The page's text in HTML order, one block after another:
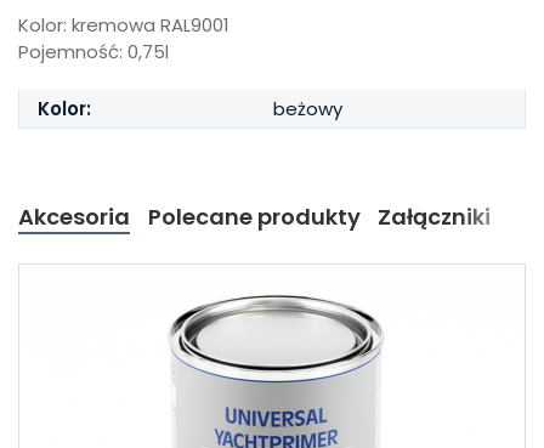
Kolor: kremowa RAL9001
Pojemność: 0,75l
Kolor: beżowy
Akcesoria Polecane produkty Załączniki